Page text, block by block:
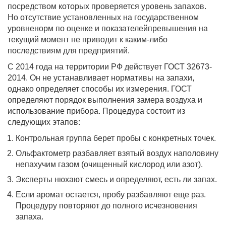
посредством которых проверяется уровень запахов.
Но отсутствие установленных на государственном
уровненорм по оценке и показателейпревышения на
текущий момент не приводит к каким-либо
последствиям для предприятий.
С 2014 года на территории РФ действует ГОСТ 32673-
2014. Он не устанавливает нормативы на запахи,
однако определяет способы их измерения. ГОСТ
определяют порядок выполнения замера воздуха и
использование прибора. Процедура состоит из
следующих этапов:
Контрольная группа берет пробы с конкретных точек.
Ольфактометр разбавляет взятый воздух наполовину
непахучим газом (очищенный кислород или азот).
Эксперты нюхают смесь и определяют, есть ли запах.
Если аромат остается, пробу разбавляют еще раз.
Процедуру повторяют до полного исчезновения
запаха.